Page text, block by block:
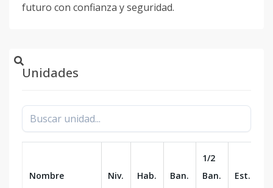
futuro con confianza y seguridad.
Unidades
Nombre Niv. Hab. Ban.
1/2
Ban.
Est.